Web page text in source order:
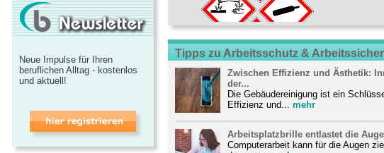
Tipps zu Arbeitsschutz &
Zwischen Effizienz und Ästhetik:
der...
Die Gebäudereinigung ist ein
Effizienz und... mehr
Arbeitsplatzbrille entlastet die
Computerarbeit kann für die Augen
Neue Impulse für Ihren
beruflichen Alltag - kostenlos
und aktuell!